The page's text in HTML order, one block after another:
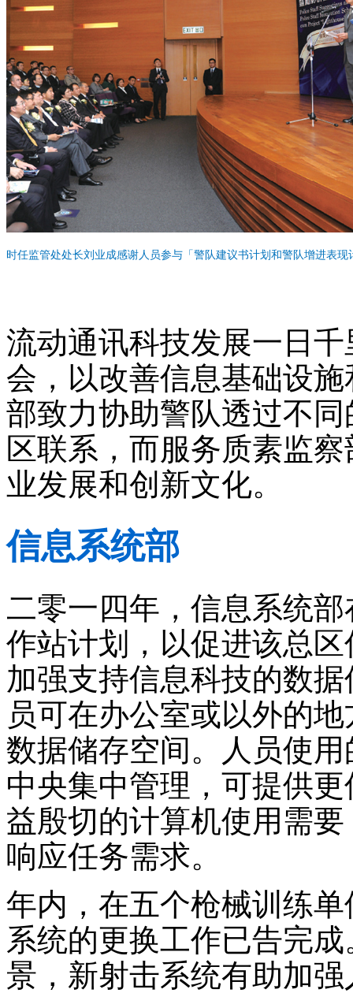
时任监管处处长刘业成感谢人员参与「警队建议书计划和警队增进表现
流动通讯科技发展一日
会，以改善信息基础设
部致力协助警队透过不
区联系，而服务质素监
业发展和创新文化。
信息系统部
二零一四年，信息系统
作站计划，以促进该总
加强支持信息科技的数
员可在办公室或以外的
数据储存空间。人员使
中央集中管理，可提供
益殷切的计算机使用需
响应任务需求。
年内，在五个枪械训练
系统的更换工作已告完
景，新射击系统有助加